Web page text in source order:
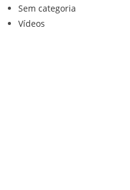
Sem categoria
Vídeos